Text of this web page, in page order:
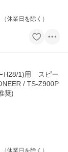
休業日を除く）
H28/1)用 スピー
/ TS-Z900P
奨)
休業日を除く）